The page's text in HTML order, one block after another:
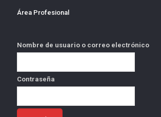
Área Profesional
Nombre de usuario o correo electrónico
Contraseña